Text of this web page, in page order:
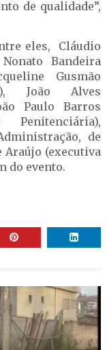
de qualidade”,
eles, Cláudio
Bandeira
Gusmão
João Alves
Paulo Barros
de
Araújo (executiva
do evento.